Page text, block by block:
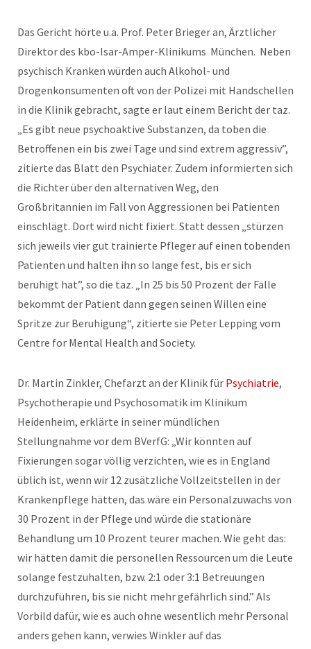
Das Gericht hörte u.a. Prof. Peter Brieger an, Ärztlicher
Direktor des kbo-Isar-Amper-Klinikums München. Neben
psychisch Kranken würden auch Alkohol- und
Drogenkonsumenten oft von der Polizei mit Handschellen
in die Klinik gebracht, sagte er laut einem Bericht der taz.
„Es gibt neue psychoaktive Substanzen, da toben die
Betroffenen ein bis zwei Tage und sind extrem aggressiv”,
zitierte das Blatt den Psychiater. Zudem informierten sich
die Richter über den alternativen Weg, den
Großbritannien im Fall von Aggressionen bei Patienten
einschlägt. Dort wird nicht fixiert. Statt dessen „stürzen
sich jeweils vier gut trainierte Pfleger auf einen tobenden
Patienten und halten ihn so lange fest, bis er sich
beruhigt hat”, so die taz. „In 25 bis 50 Prozent der Fälle
bekommt der Patient dann gegen seinen Willen eine
Spritze zur Beruhigung“, zitierte sie Peter Lepping vom
Centre for Mental Health and Society.
Dr. Martin Zinkler, Chefarzt an der Klinik für Psychiatrie,
Psychotherapie und Psychosomatik im Klinikum
Heidenheim, erklärte in seiner mündlichen
Stellungnahme vor dem BVerfG: „Wir könnten auf
Fixierungen sogar völlig verzichten, wie es in England
üblich ist, wenn wir 12 zusätzliche Vollzeitstellen in der
Krankenpflege hätten, das wäre ein Personalzuwachs von
30 Prozent in der Pflege und würde die stationäre
Behandlung um 10 Prozent teurer machen. Wie geht das:
wir hätten damit die personellen Ressourcen um die Leute
solange festzuhalten, bzw. 2:1 oder 3:1 Betreuungen
durchzuführen, bis sie nicht mehr gefährlich sind.” Als
Vorbild dafür, wie es auch ohne wesentlich mehr Personal
anders gehen kann, verwies Winkler auf das